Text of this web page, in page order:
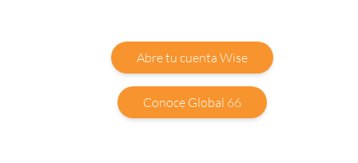
Abre tu cuenta Wise
Conoce Global 66